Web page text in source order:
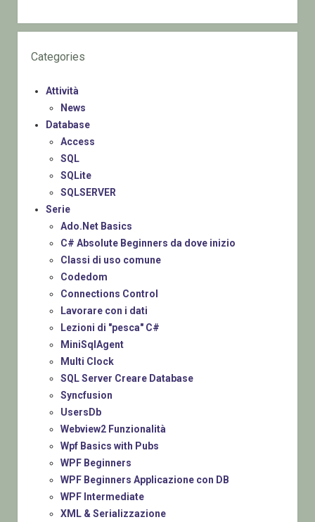
Categories
Attività
News
Database
Access
SQL
SQLite
SQLSERVER
Serie
Ado.Net Basics
C# Absolute Beginners da dove inizio
Classi di uso comune
Codedom
Connections Control
Lavorare con i dati
Lezioni di "pesca" C#
MiniSqlAgent
Multi Clock
SQL Server Creare Database
Syncfusion
UsersDb
Webview2 Funzionalità
Wpf Basics with Pubs
WPF Beginners
WPF Beginners Applicazione con DB
WPF Intermediate
XML & Serializzazione